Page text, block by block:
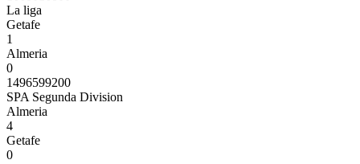
La liga
Getafe
1
Almeria
0
1496599200
SPA Segunda Division
Almeria
4
Getafe
0